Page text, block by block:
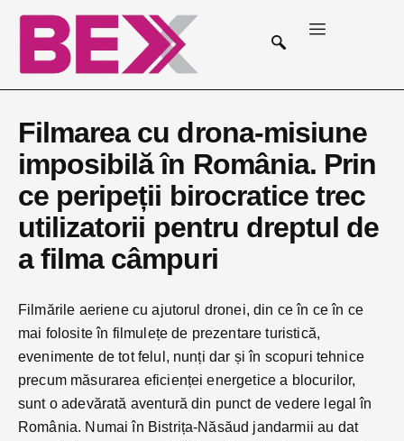
Filmarea cu drona-misiune
imposibilă în România. Prin
ce peripeții birocratice trec
utilizatorii pentru dreptul de
a filma câmpuri
Filmările aeriene cu ajutorul dronei, din ce în ce în ce
mai folosite în filmulețe de prezentare turistică,
evenimente de tot felul, nunți dar și în scopuri tehnice
precum măsurarea eficienței energetice a blocurilor,
sunt o adevărată aventură din punct de vedere legal în
România. Numai în Bistrița-Năsăud jandarmii au dat